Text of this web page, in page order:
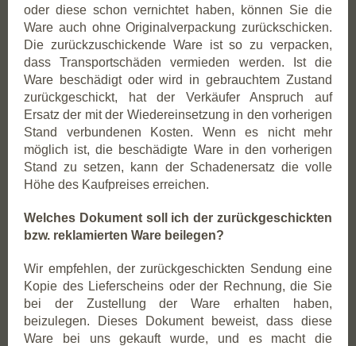
oder diese schon vernichtet haben, können Sie die
Ware auch ohne Originalverpackung zurückschicken.
Die zurückzuschickende Ware ist so zu verpacken,
dass Transportschäden vermieden werden. Ist die
Ware beschädigt oder wird in gebrauchtem Zustand
zurückgeschickt, hat der Verkäufer Anspruch auf
Ersatz der mit der Wiedereinsetzung in den vorherigen
Stand verbundenen Kosten. Wenn es nicht mehr
möglich ist, die beschädigte Ware in den vorherigen
Stand zu setzen, kann der Schadenersatz die volle
Höhe des Kaufpreises erreichen.
Welches Dokument soll ich der zurückgeschickten
bzw. reklamierten Ware beilegen?
Wir empfehlen, der zurückgeschickten Sendung eine
Kopie des Lieferscheins oder der Rechnung, die Sie
bei der Zustellung der Ware erhalten haben,
beizulegen. Dieses Dokument beweist, dass diese
Ware bei uns gekauft wurde, und es macht die